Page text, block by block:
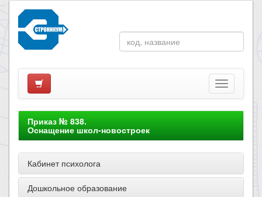
Приказ № 838.
Оснащение школ-новостроек
Кабинет психолога
Дошкольное образование